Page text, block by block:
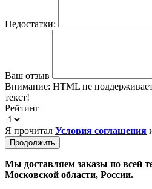
Недостатки:
Ваш отзыв
Внимание: HTML не
текст!
Рейтинг
Я прочитал Условия соглашения
Продолжить
Мы доставляем заказы по всей
Московской области, России.